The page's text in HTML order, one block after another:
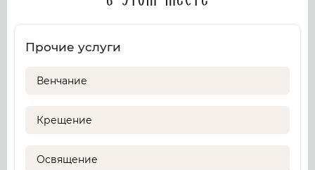
Прочие услуги
Венчание
Крещение
Освящение